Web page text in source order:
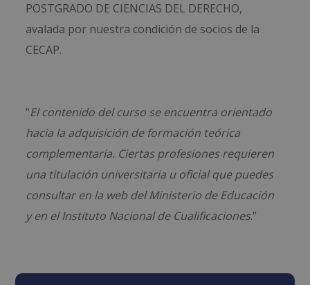
POSTGRADO DE CIENCIAS DEL DERECHO,
avalada por nuestra condición de socios de la
CECAP.
“El contenido del curso se encuentra orientado
hacia la adquisición de formación teórica
complementaria. Ciertas profesiones requieren
una titulación universitaria u oficial que puedes
consultar en la web del Ministerio de Educación
y en el Instituto Nacional de Cualificaciones.”